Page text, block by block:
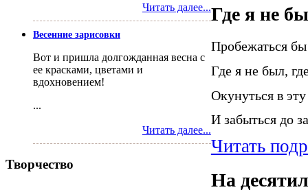
Где я не
Пробежаться
Где я не был,
Окунуться в
И забыться до
Читать
На
Читать далее...
Весенние зарисовки
Вот и пришла долгожданная весна с
ее красками, цветами и
вдохновением!
...
Читать далее...
Творчество